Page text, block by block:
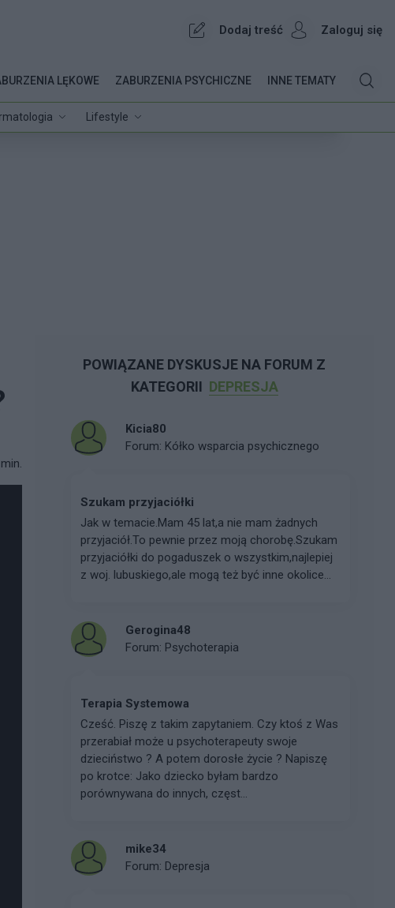
Dodaj treść Zaloguj się
Lifestyle
LĘKOWE ZABURZENIA PSYCHICZNE INNE TEMATY
POWIĄZANE DYSKUSJE NA FORUM Z
KATEGORII DEPRESJA
Kicia80
Forum: Kółko wsparcia psychicznego
Szukam przyjaciółki
Jak w temacie.Mam 45 lat,a nie mam żadnych
przyjaciół.To pewnie przez moją chorobę.Szukam
przyjaciółki do pogaduszek o wszystkim,najlepiej
z woj. lubuskiego,ale mogą też być inne okolice...
Gerogina48
Forum: Psychoterapia
Terapia Systemowa
Cześć. Piszę z takim zapytaniem. Czy ktoś z Was
przerabiał może u psychoterapeuty swoje
dzieciństwo ? A potem dorosłe życie ? Napiszę
po krotce: Jako dziecko byłam bardzo
porównywana do innych, częst...
mike34
Forum: Depresja